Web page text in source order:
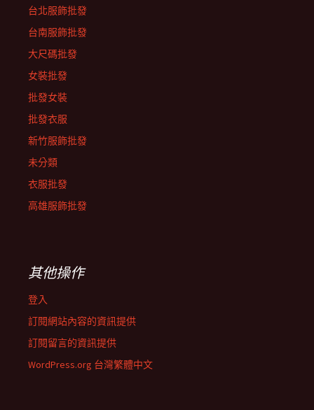
台北服飾批發
台南服飾批發
大尺碼批發
女裝批發
批發女裝
批發衣服
新竹服飾批發
未分類
衣服批發
高雄服飾批發
其他操作
登入
訂閱網站內容的資訊提供
訂閱留言的資訊提供
WordPress.org 台灣繁體中文